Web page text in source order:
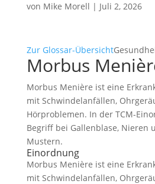
von Mike Morell | Juli 2, 2026
Zur Glossar-Übersicht
Morbus
Morbus Menière ist eine
mit Schwindelanfällen,
Hörproblemen. In der TCM-
Begriff bei Gallenblase, Nieren
Mustern.
Einordnung
Morbus Menière ist eine
mit Schwindelanfällen,